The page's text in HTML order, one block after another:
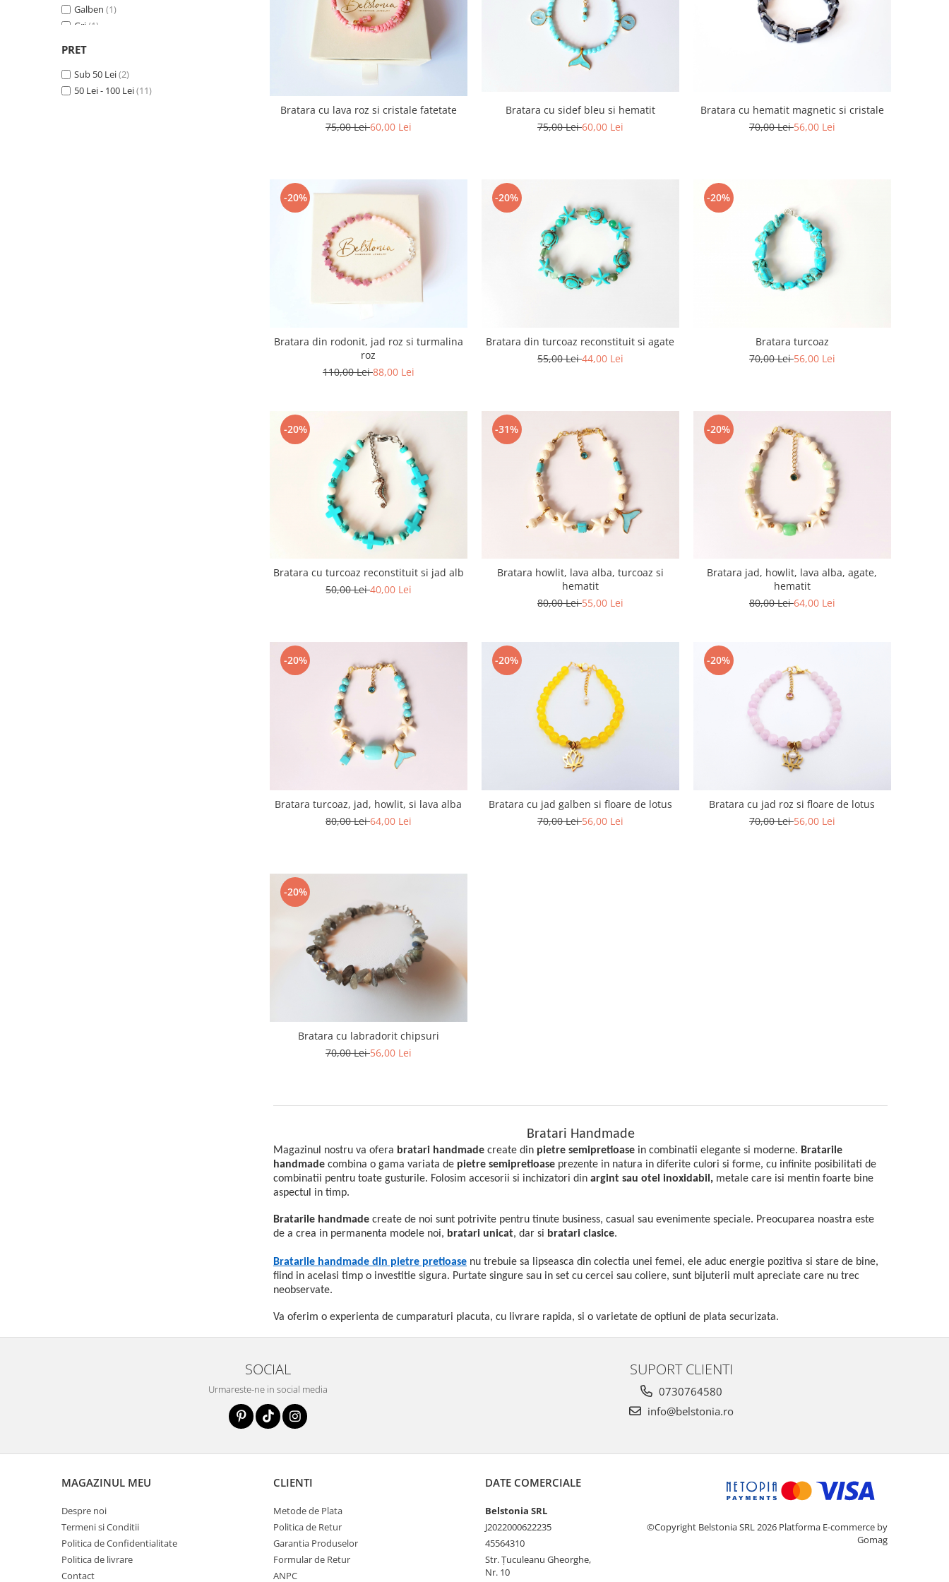
Galben (1)
Gri (1)
Turcoaz(5)
Verde (1)
PRET
Sub 50 Lei(2)
50 Lei - 100 Lei(11)
Bratara cu lava roz si cristale fatetate
75,00 Lei60,00 Lei
Bratara cu sidef bleu si hematit
75,00 Lei60,00 Lei
Bratara cu hematit magnetic si cristale
70,00 Lei56,00 Lei
-20%
Bratara din rodonit, jad roz si turmalina
roz
110,00 Lei88,00 Lei
-20%
Bratara din turcoaz reconstituit si agate
55,00 Lei44,00 Lei
-20%
Bratara turcoaz
70,00 Lei56,00 Lei
-20%
Bratara cu turcoaz reconstituit si jad alb
50,00 Lei40,00 Lei
-31%
Bratara howlit, lava alba, turcoaz si
hematit
80,00 Lei55,00 Lei
-20%
Bratara jad, howlit, lava alba, agate,
hematit
80,00 Lei64,00 Lei
-20%
Bratara turcoaz, jad, howlit, si lava alba
80,00 Lei64,00 Lei
-20%
Bratara cu jad galben si floare de lotus
70,00 Lei56,00 Lei
-20%
Bratara cu jad roz si floare de lotus
70,00 Lei56,00 Lei
-20%
Bratara cu labradorit chipsuri
70,00 Lei56,00 Lei
Bratari Handmade
Magazinul nostru va ofera bratari handmade create din pietre semipretioase in combinatii elegante si moderne. Bratarile
handmade combina o gama variata de pietre semipretioase prezente in natura in diferite culori si forme, cu infinite posibilitati de
combinatii pentru toate gusturile. Folosim accesorii si inchizatori din argint sau otel inoxidabil, metale care isi mentin foarte bine
aspectul in timp.
Bratarile handmade create de noi sunt potrivite pentru tinute business, casual sau evenimente speciale. Preocuparea noastra este
de a crea in permanenta modele noi, bratari unicat, dar si bratari clasice.
Bratarile handmade din pietre pretioase nu trebuie sa lipseasca din colectia unei femei, ele aduc energie pozitiva si stare de bine,
fiind in acelasi timp o investitie sigura. Purtate singure sau in set cu cercei sau coliere, sunt bijuterii mult apreciate care nu trec
neobservate.
Va oferim o experienta de cumparaturi placuta, cu livrare rapida, si o varietate de optiuni de plata securizata.
SOCIAL
Urmareste-ne in social media
SUPORT CLIENTI
0730764580
info@belstonia.ro
MAGAZINUL MEU
Despre noi
Termeni si Conditii
Politica de Confidentialitate
Politica de livrare
Contact
CLIENTI
Metode de Plata
Politica de Retur
Garantia Produselor
Formular de Retur
ANPC
DATE COMERCIALE
Belstonia SRL
J2022000622235
45564310
Str. Țuculeanu Gheorghe,
Nr. 10
©Copyright Belstonia SRL 2026 Platforma E-commerce by
Gomag